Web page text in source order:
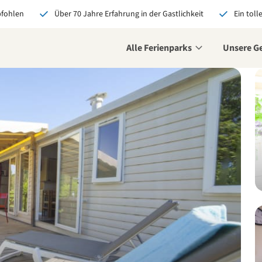
Über 70 Jahre Erfahrung in der Gastlichkeit Ein
Alle Ferienparks Unsere